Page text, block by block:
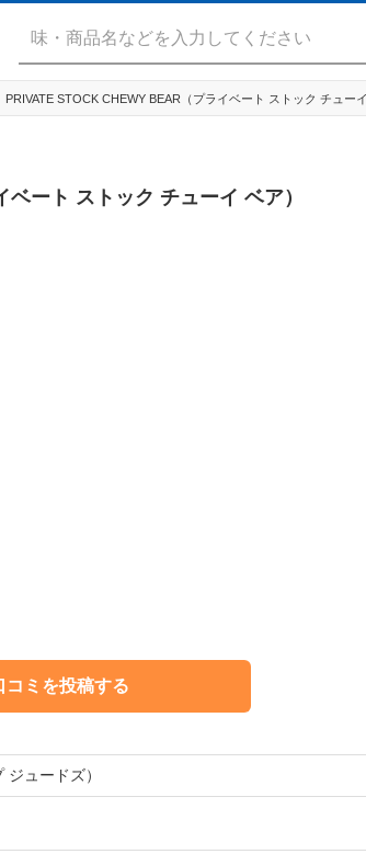
PRIVATE STOCK CHEWY BEAR（プライベート ストック チューイ
ート ストック チューイ ベア）
コミを投稿する
ュードズ）